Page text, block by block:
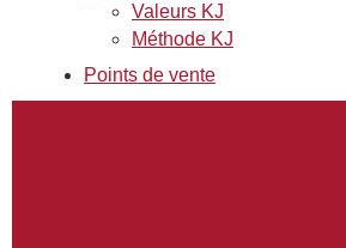
Valeurs KJ
Méthode KJ
Points de vente